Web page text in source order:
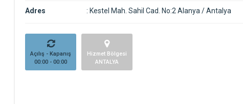
Adres : Kestel Mah. Sahil Cad. No:2 Alanya / Antalya
Açılış - Kapanış
00:00 - 00:00
Hizmet Bölgesi
ANTALYA